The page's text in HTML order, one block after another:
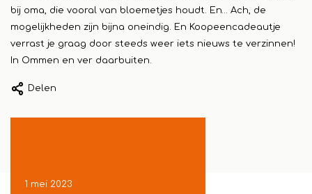
bij oma, die vooral van bloemetjes houdt. En… Ach, de
mogelijkheden zijn bijna oneindig. En Koopeencadeautje
verrast je graag door steeds weer iets nieuws te verzinnen!
In Ommen en ver daarbuiten.
Delen
1 mei 2023